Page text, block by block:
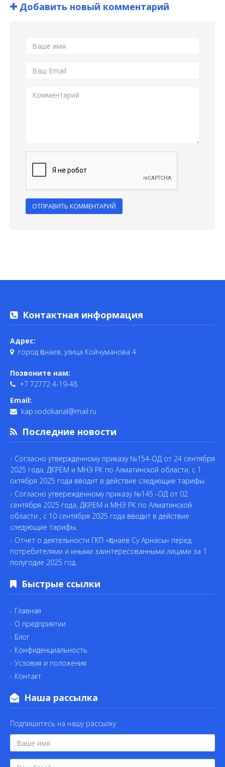
Добавить новый комментарий
ОТПРАВИТЬ КОММЕНТАРИЙ
Контактная информация
Адрес:
город Қонаев, улица Койчуманова 4
Позвоните нам:
+7 72772 4-19-48
Email:
kap.vodokanal@mail.ru
Последние новости
Согласно утверждённому приказу №154-ОД от 24 сентября
2025 года, ДКРЕМ и МНЭ РК по Алматинской области, с 1
октября 2025 года вводит в действие следующие тарифы.
Согласно утвережденному приказу №145 -ОД от 02
сентября 2025 года, ДКРЕМ и МНЭ РК по Алматинской
области , с 10 сентября 2025 года вводит в действие
следующие тарифы.
Отчет о деятельности ГКП «Қонаев Су Арнасы» перед
потребителями и иными заинтересованными лицами за 1
полугодие 2025 год.
Быстрые ссылки
Главная
О предприятии
Блог
Конфиденциальность
Условия и положения
Контакт
Наша рассылка
Подпишитесь на нашу рассылку